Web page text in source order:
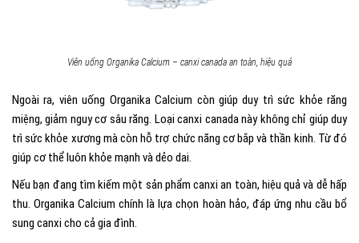
Viên uống Organika Calcium – canxi canada an toàn, hiệu quả
Ngoài ra, viên uống Organika Calcium còn giúp duy trì sức khỏe răng
miệng, giảm nguy cơ sâu răng. Loại canxi canada này không chỉ giúp duy
trì sức khỏe xương mà còn hỗ trợ chức năng cơ bắp và thần kinh. Từ đó
giúp cơ thể luôn khỏe mạnh và dẻo dai.
Nếu bạn đang tìm kiếm một sản phẩm canxi an toàn, hiệu quả và dễ hấp
thu. Organika Calcium chính là lựa chọn hoàn hảo, đáp ứng nhu cầu bổ
sung canxi cho cả gia đình.